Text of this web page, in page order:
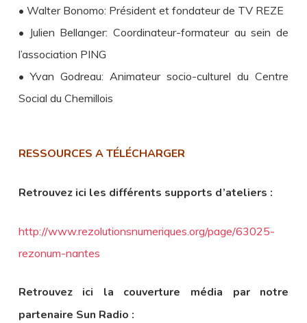
• Walter Bonomo: Président et fondateur de TV REZE
• Julien Bellanger: Coordinateur-formateur au sein de
l’association PING
• Yvan Godreau: Animateur socio-culturel du Centre
Social du Chemillois
RESSOURCES ATÉLÉCHARGER
Retrouvez ici les différents supports d’ateliers :
http://www.rezolutionsnumeriques.org/page/63025-
rezonum-nantes
Retrouvez ici la couverture média par notre
partenaire Sun Radio :